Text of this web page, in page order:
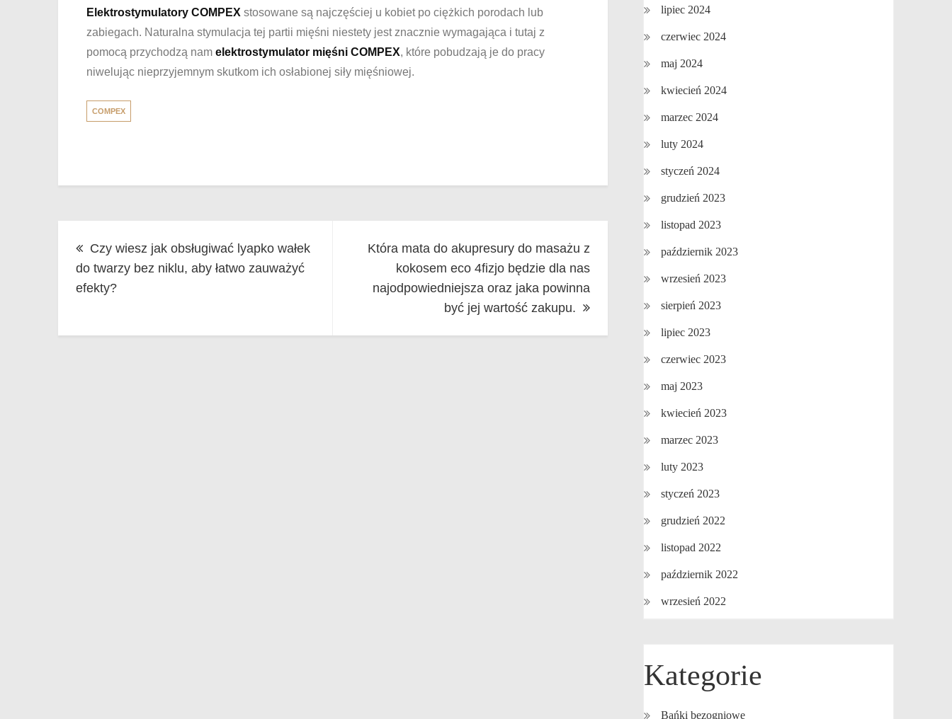
Elektrostymulatory COMPEX stosowane są najczęściej u kobiet po ciężkich porodach lub
zabiegach. Naturalna stymulacja tej partii mięśni niestety jest znacznie wymagająca i tutaj z
pomocą przychodzą nam elektrostymulator mięśni COMPEX, które pobudzają je do pracy
niwelując nieprzyjemnym skutkom ich osłabionej siły mięśniowej.
COMPEX
Nawigacja
wpisu
Czy wiesz jak obsługiwać lyapko wałek
do twarzy bez niklu, aby łatwo zauważyć
efekty?
Która mata do akupresury do masażu z
kokosem eco 4fizjo będzie dla nas
najodpowiedniejsza oraz jaka powinna
być jej wartość zakupu.
lipiec 2024
czerwiec 2024
maj 2024
kwiecień 2024
marzec 2024
luty 2024
styczeń 2024
grudzień 2023
listopad 2023
październik 2023
wrzesień 2023
sierpień 2023
lipiec 2023
czerwiec 2023
maj 2023
kwiecień 2023
marzec 2023
luty 2023
styczeń 2023
grudzień 2022
listopad 2022
październik 2022
wrzesień 2022
Kategorie
Bańki bezogniowe